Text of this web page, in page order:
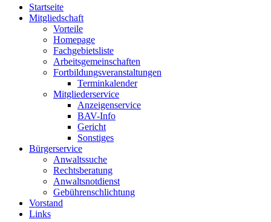
Startseite
Mitgliedschaft
Vorteile
Homepage
Fachgebietsliste
Arbeitsgemeinschaften
Fortbildungsveranstaltungen
Terminkalender
Mitgliederservice
Anzeigenservice
BAV-Info
Gericht
Sonstiges
Bürgerservice
Anwaltssuche
Rechtsberatung
Anwaltsnotdienst
Gebührenschlichtung
Vorstand
Links